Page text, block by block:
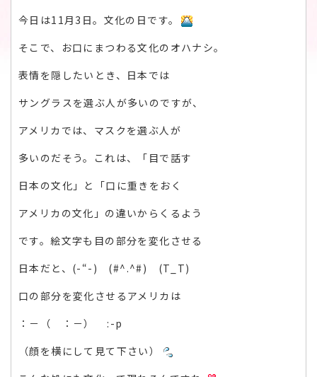
治療について
今日は11月3日。文化の日です。
そこで、お口にまつわる文化のオハナシ。
表情を隠したいとき、日本では
サングラスを選ぶ人が多いのですが、
アメリカでは、マスクを選ぶ人が
多いのだそう。これは、「目で話す
日本の文化」と「口に重きをおく
アメリカの文化」の違いからくるよう
です。絵文字も目の部分を変化させる
日本だと、(-“-) (#^.^#) (T_T)
口の部分を変化させるアメリカは
：－（ ：－） :-p
（顔を横にして見て下さい）